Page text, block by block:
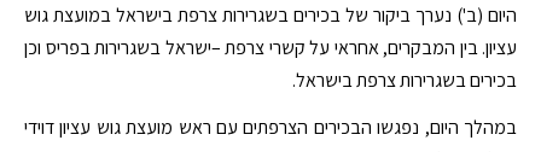
היום (ב') נערך ביקור של בכירים בשגרירות צרפת בישראל במועצת גוש
עציון. בין המבקרים, אחראי על קשרי צרפת –ישראל בשגרירות בפריס וכן
בכירים בשגרירות צרפת בישראל.
במהלך היום, נפגשו הבכירים הצרפתים עם ראש מועצת גוש עציון דוידי